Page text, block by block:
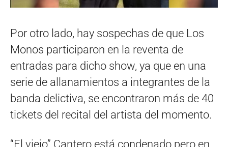
Por otro lado, hay sospechas de que Los
Monos participaron en la reventa de
entradas para dicho show, ya que en una
serie de allanamientos a integrantes de la
banda delictiva, se encontraron más de 40
tickets del recital del artista del momento.
“El viejo” Cantero está condenado pero en